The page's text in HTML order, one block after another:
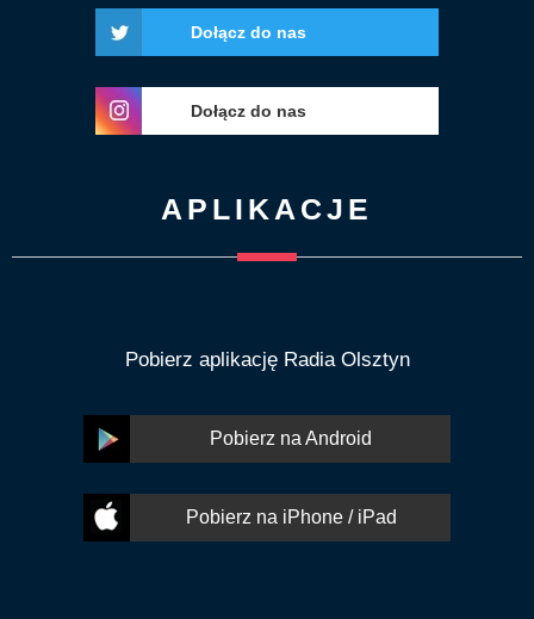
Dołącz do nas
Dołącz do nas
APLIKACJE
Pobierz aplikację Radia Olsztyn
Pobierz na Android
Pobierz na iPhone / iPad